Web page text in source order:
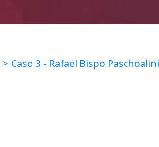
Caso 3 - Rafael Bispo Paschoalini